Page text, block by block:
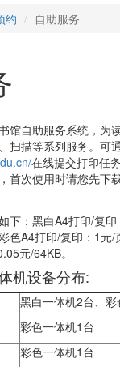
约 自助服务
馆自助服务系统，为
扫描等系列服务。可
在线提交打印任
首次使用时请您先下
下：黑白A4打印/复
色A4打印/复印：1元/
元/64KB。
机设备分布:
黑白一体机2台、
彩色一体机1台
彩色一体机1台